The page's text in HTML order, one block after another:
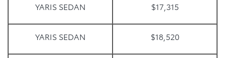
YARIS SEDAN $17,315
YARIS SEDAN $18,520